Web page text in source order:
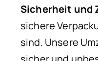
Sicherheit und
sichere
sind. Unsere